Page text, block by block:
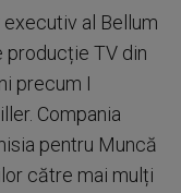
al Bellum
producție TV din
precum I
Compania
pentru Muncă
către mai mulți